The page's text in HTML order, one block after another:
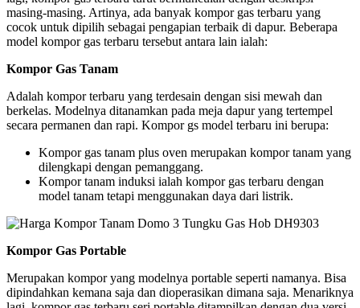
masing-masing. Artinya, ada banyak kompor gas terbaru yang
cocok untuk dipilih sebagai pengapian terbaik di dapur. Beberapa
model kompor gas terbaru tersebut antara lain ialah:
Kompor Gas Tanam
Adalah kompor terbaru yang terdesain dengan sisi mewah dan
berkelas. Modelnya ditanamkan pada meja dapur yang tertempel
secara permanen dan rapi. Kompor gs model terbaru ini berupa:
Kompor gas tanam plus oven merupakan kompor tanam yang
dilengkapi dengan pemanggang.
Kompor tanam induksi ialah kompor gas terbaru dengan
model tanam tetapi menggunakan daya dari listrik.
Kompor Gas Portable
Merupakan kompor yang modelnya portable seperti namanya. Bisa
dipindahkan kemana saja dan dioperasikan dimana saja. Menariknya